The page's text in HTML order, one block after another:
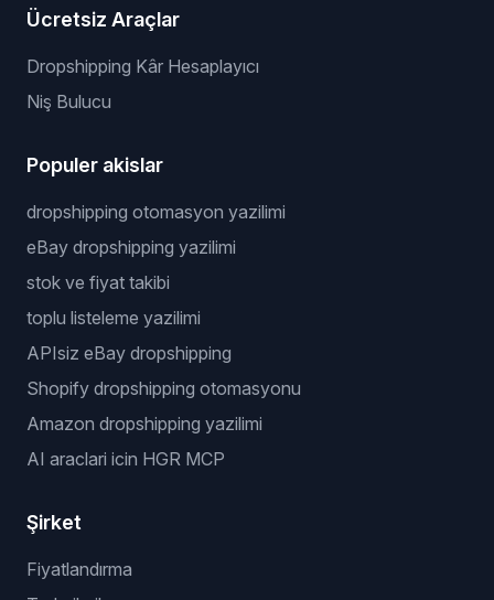
Ücretsiz Araçlar
Dropshipping Kâr Hesaplayıcı
Niş Bulucu
Populer akislar
dropshipping otomasyon yazilimi
eBay dropshipping yazilimi
stok ve fiyat takibi
toplu listeleme yazilimi
APIsiz eBay dropshipping
Shopify dropshipping otomasyonu
Amazon dropshipping yazilimi
AI araclari icin HGR MCP
Şirket
Fiyatlandırma